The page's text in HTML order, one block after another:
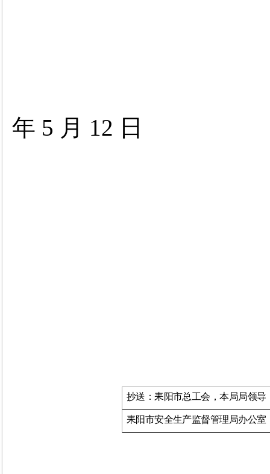
年 5 月 12 日
抄送：耒阳市总工会，本局局领导
耒阳市安全生产监督管理局办公室